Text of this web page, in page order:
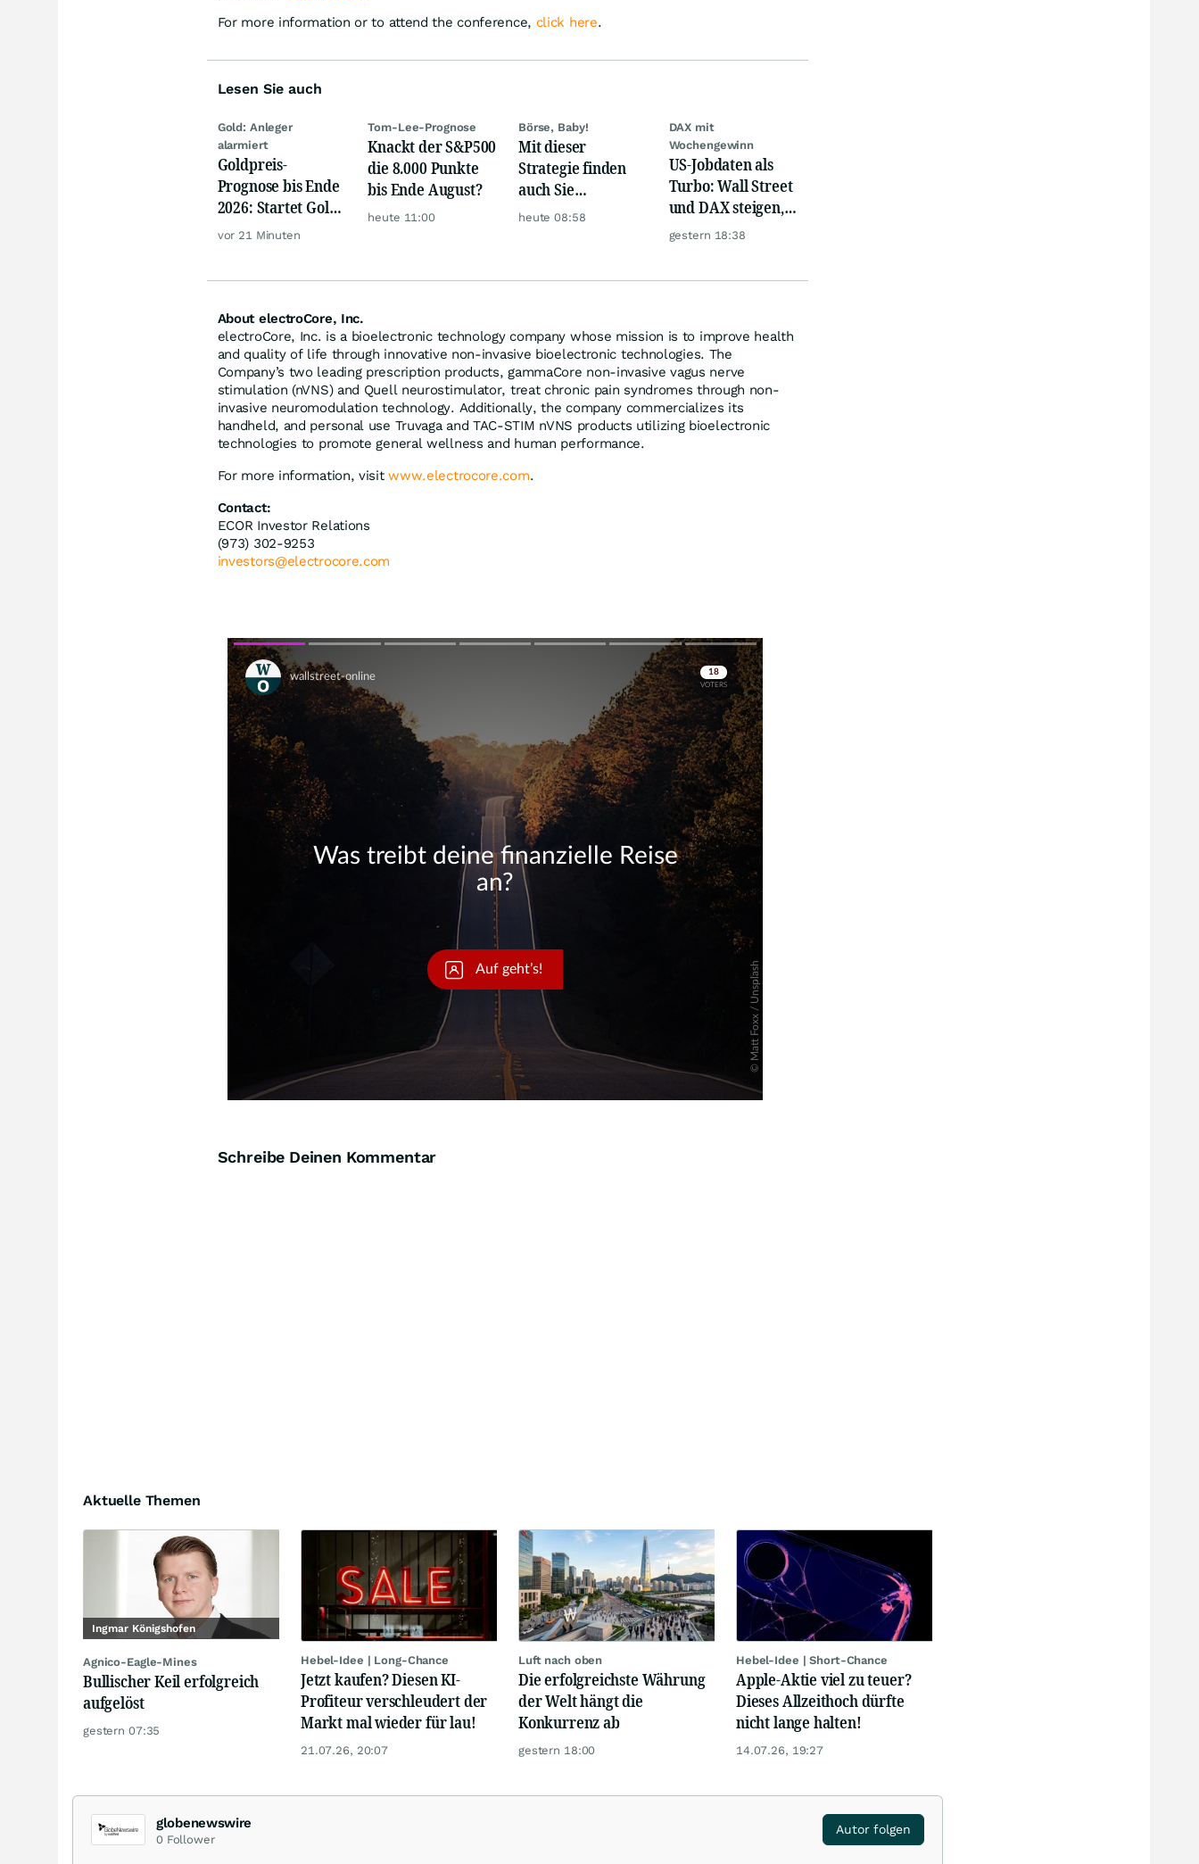
For more information or to attend the conference, click here.
Lesen Sie auch
Gold: Anleger
alarmiert
Goldpreis-
Prognose bis Ende
2026: Startet Gold
jetzt eine neue
vor 21 Minuten
Tom-Lee-Prognose
Knackt der S&P500
die 8.000 Punkte
bis Ende August?
heute 11:00
Börse, Baby!
Mit dieser
Strategie finden
auch Sie
zuverlässig
heute 08:58
DAX mit
Wochengewinn
US-Jobdaten als
Turbo: Wall Street
und DAX steigen,
Gold glänzt
gestern 18:38
About electroCore, Inc.
electroCore, Inc. is a bioelectronic technology company whose mission is to improve health
and quality of life through innovative non-invasive bioelectronic technologies. The
Company’s two leading prescription products, gammaCore non-invasive vagus nerve
stimulation (nVNS) and Quell neurostimulator, treat chronic pain syndromes through non-
invasive neuromodulation technology. Additionally, the company commercializes its
handheld, and personal use Truvaga and TAC-STIM nVNS products utilizing bioelectronic
technologies to promote general wellness and human performance.
For more information, visitwww.electrocore.com.
Contact:
ECOR Investor Relations
(973) 302-9253
investors@electrocore.com
Skip
Skip
Schreibe Deinen Kommentar
Aktuelle Themen
Ingmar Königshofen
Agnico-Eagle-Mines
Bullischer Keil erfolgreich
aufgelöst
gestern 07:35
Hebel-Idee | Long-Chance
Jetzt kaufen? Diesen KI-
Profiteur verschleudert der
Markt mal wieder für lau!
21.07.26, 20:07
Luft nach oben
Die erfolgreichste Währung
der Welt hängt die
Konkurrenz ab
gestern 18:00
Hebel-Idee | Short-Chance
Apple-Aktie viel zu teuer?
Dieses Allzeithoch dürfte
nicht lange halten!
14.07.26, 19:27
globenewswire
0 Follower
Autor folgen